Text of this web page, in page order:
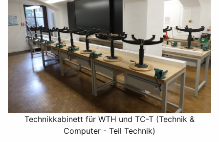
Technikkabinett für WTH und TC-T (Technik &
Computer - Teil Technik)